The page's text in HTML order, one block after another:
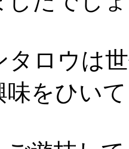
タロウは
味をひい